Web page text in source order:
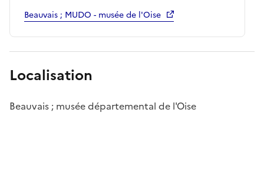
Beauvais ; MUDO - musée de l'Oise
Localisation
Beauvais ; musée départemental de l'Oise